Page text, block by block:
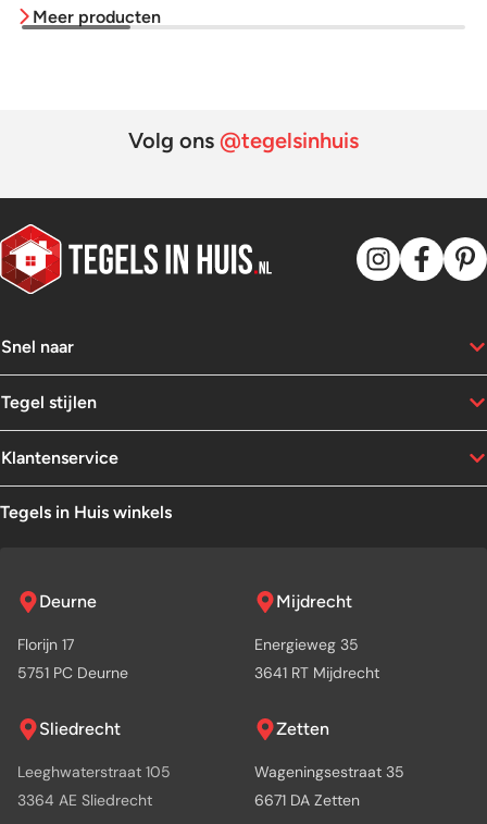
78,65.
39,95.
Meer producten
Volg ons @tegelsinhuis
Snel naar
Tegel stijlen
Klantenservice
Tegels in Huis winkels
Deurne
Florijn 17
5751 PC Deurne
Mijdrecht
Energieweg 35
3641 RT Mijdrecht
Sliedrecht
Leeghwaterstraat 105
3364 AE Sliedrecht
Zetten
Wageningsestraat 35
6671 DA Zetten